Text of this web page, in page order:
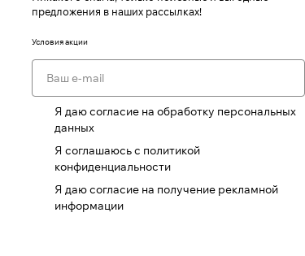
предложения в наших рассылках!
Условия акции
Я даю согласие на обработку персональных
данных
Я соглашаюсь с политикой
конфиденциальности
Я даю согласие на получение рекламной
информации